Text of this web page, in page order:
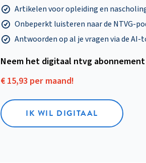
Artikelen voor opleiding en
Onbeperkt luisteren naar de NTVG-
Antwoorden op al je vragen via de AI-
Neem het digitaal ntvg abonnement
€ 15,93 per maand!
IK WIL DIGITAAL